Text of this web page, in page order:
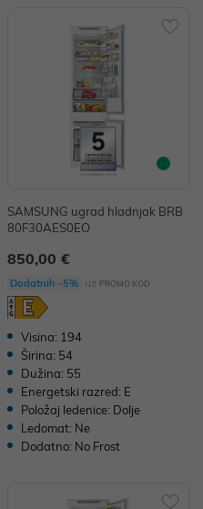
SAMSUNG ugrad hladnjak BRB
80F30AES0EO
850,00 €
Dodatnih -5% uz PROMO KOD
Visina: 194
Širina: 54
Dužina: 55
Energetski razred: E
Položaj ledenice: Dolje
Ledomat: Ne
Dodatno: No Frost